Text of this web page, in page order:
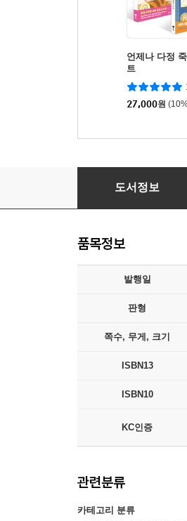
언제나 다정
트
27,000원
일곱 번째 노란 벤치
도서정보
품목정보
발행일
판형
쪽수, 무게, 크기
ISBN13
ISBN10
KC인증
관련분류
카테고리 분류